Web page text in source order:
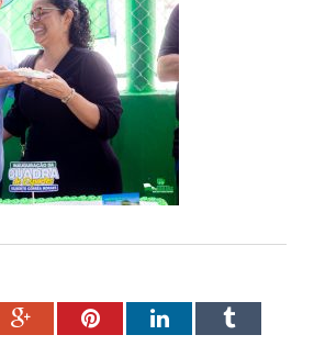
Google+PinterestLinkedInTumblr